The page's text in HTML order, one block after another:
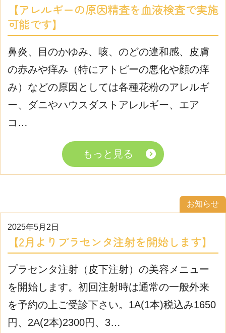
【アレルギーの原因精査を血液検査で実施
可能です】
鼻炎、目のかゆみ、咳、のどの違和感、皮膚
の赤みや痒み（特にアトピーの悪化や顔の痒
み）などの原因としては各種花粉のアレルギ
ー、ダニやハウスダストアレルギー、エア
コ…
もっと見る
お知らせ
2025年5月2日
【2月よりプラセンタ注射を開始します】
プラセンタ注射（皮下注射）の美容メニュー
を開始します。初回注射時は通常の一般外来
を予約の上ご受診下さい。1A(1本)税込み1650
円、2A(2本)2300円、3…